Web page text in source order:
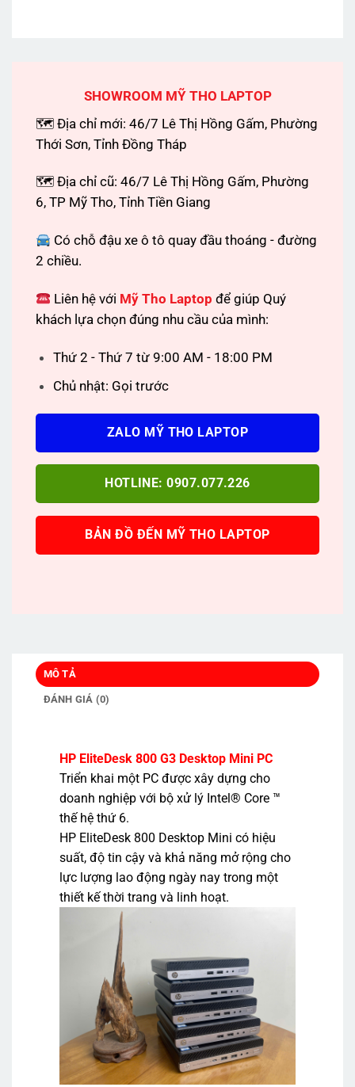
SHOWROOM MỸ THO LAPTOP
🗺 Địa chỉ mới: 46/7 Lê Thị Hồng Gấm, Phường
Thới Sơn, Tỉnh Đồng Tháp
🗺 Địa chỉ cũ: 46/7 Lê Thị Hồng Gấm, Phường
6, TP Mỹ Tho, Tỉnh Tiền Giang
Có chỗ đậu xe ô tô quay đầu thoáng - đường
2 chiều.
Liên hệ với Mỹ Tho Laptop để giúp Quý
khách lựa chọn đúng nhu cầu của mình:
Thứ 2 - Thứ 7 từ 9:00 AM - 18:00 PM
Chủ nhật: Gọi trước
ZALO MỸ THO LAPTOP
HOTLINE: 0907.077.226
BẢN ĐỒ ĐẾN MỸ THO LAPTOP
MÔ TẢ
ĐÁNH GIÁ (0)
HP EliteDesk 800 G3 Desktop Mini PC
Triển khai một PC được xây dựng cho
doanh nghiệp với bộ xử lý Intel® Core ™
thế hệ thứ 6.
HP EliteDesk 800 Desktop Mini có hiệu
suất, độ tin cậy và khả năng mở rộng cho
lực lượng lao động ngày nay trong một
thiết kế thời trang và linh hoạt.